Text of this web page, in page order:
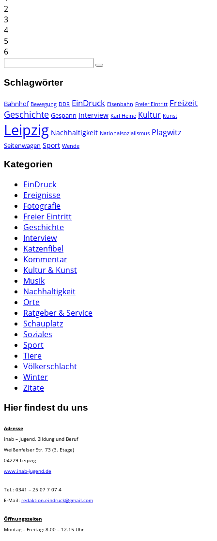
2
3
4
5
6
Schlagwörter
Bahnhof Bewegung DDR EinDruck Eisenbahn Freier Eintritt Freizeit
Geschichte Gespann Interview Karl Heine Kultur Kunst
Leipzig Nachhaltigkeit Nationalsozialismus Plagwitz
Seitenwagen Sport Wende
Kategorien
EinDruck
Ereignisse
Fotografie
Freier Eintritt
Geschichte
Interview
Katzenfibel
Kommentar
Kultur & Kunst
Musik
Nachhaltigkeit
Orte
Ratgeber & Service
Schauplatz
Soziales
Sport
Tiere
Völkerschlacht
Winter
Zitate
Hier findest du uns
Adresse
inab – Jugend, Bildung und Beruf
Weißenfelser Str. 73 (3. Etage)
04229 Leipzig
www.inab-jugend.de
Tel.: 0341 – 25 07 7 07 4
E-Mail: redaktion.eindruck@gmail.com
Öffnungszeiten
Montag – Freitag: 8.00 – 12.15 Uhr